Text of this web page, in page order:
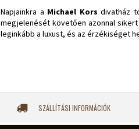
Napjainkra a Michael Kors divatház
megjelenését követően azonnal
leginkább a luxust, és az érzékiséget
SZÁLLÍTÁSI INFORMÁCIÓK